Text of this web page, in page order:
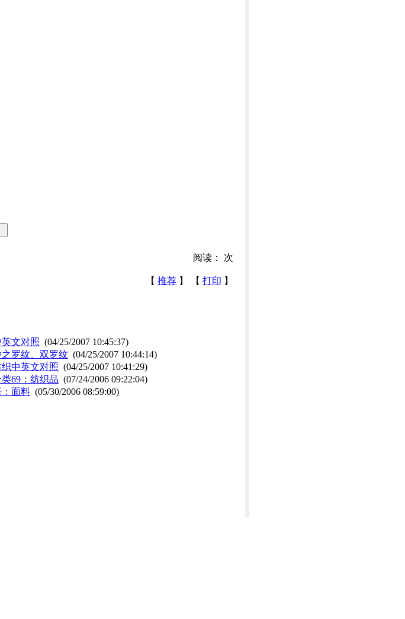
阅读： 次
【 推荐 】 【 打印 】
文对照 (04/25/2007 10:45:37)
罗纹、双罗纹 (04/25/2007 10:44:14)
中英文对照 (04/25/2007 10:41:29)
69：纺织品 (07/24/2006 09:22:04)
面料 (05/30/2006 08:59:00)